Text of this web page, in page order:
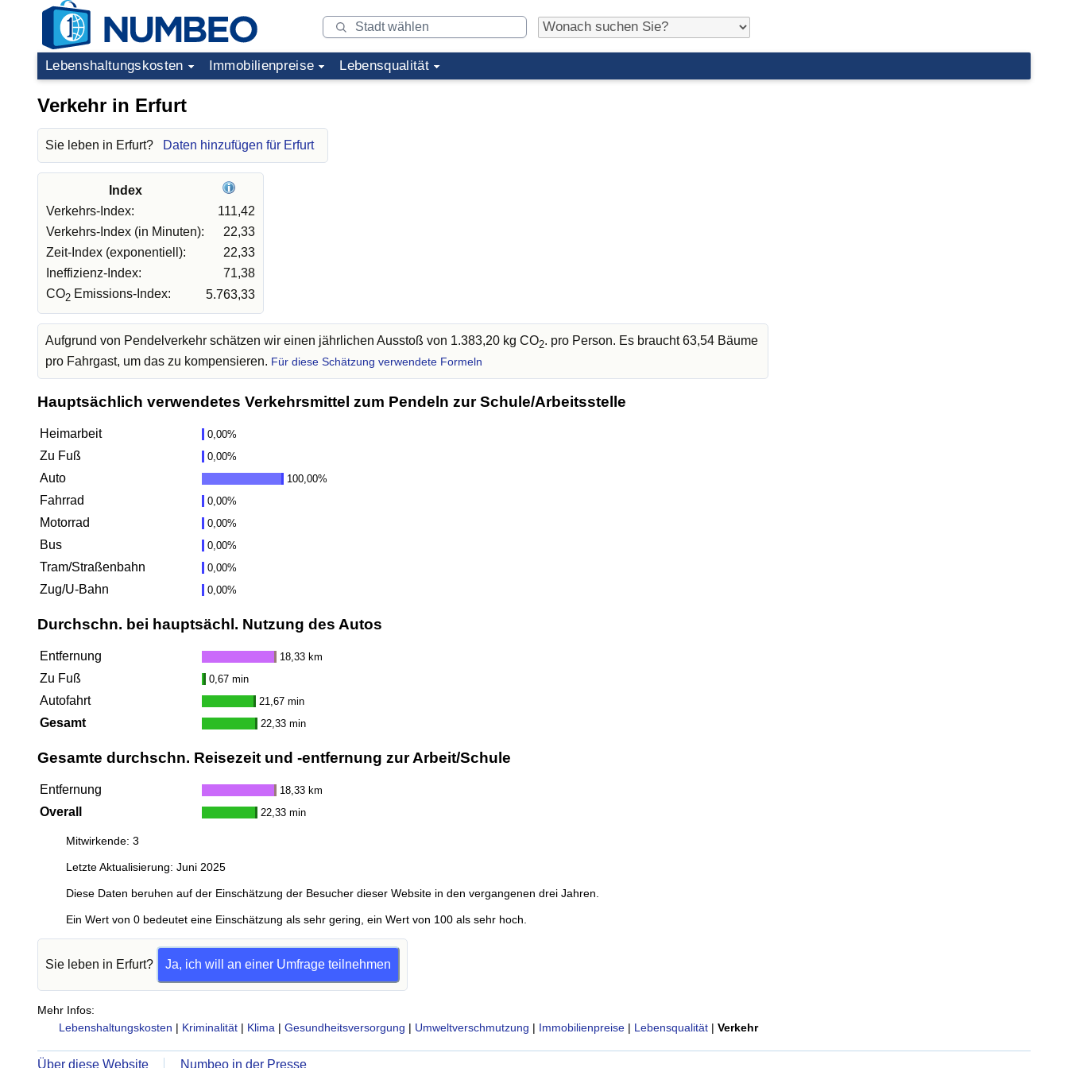
Lebenshaltungskosten Immobilienpreise Lebensqualität
Verkehr in Erfurt
Sie leben in Erfurt? Daten hinzufügen für Erfurt
Index
Verkehrs-Index:
111,42
Verkehrs-Index (in Minuten):
22,33
Zeit-Index (exponentiell):
22,33
Ineffizienz-Index:
71,38
CO2 Emissions-Index: 5.763,33
Aufgrund von Pendelverkehr schätzen wir einen jährlichen Ausstoß von 1.383,20 kg CO2. pro Person. Es braucht 63,54 Bäume
pro Fahrgast, um das zu kompensieren. Für diese Schätzung verwendete Formeln
Hauptsächlich verwendetes Verkehrsmittel zum Pendeln zur Schule/Arbeitsstelle
Heimarbeit 0,00%
Zu Fuß 0,00%
Auto 100,00%
Fahrrad 0,00%
Motorrad 0,00%
Bus 0,00%
Tram/Straßenbahn 0,00%
Zug/U-Bahn 0,00%
Durchschn. bei hauptsächl. Nutzung des Autos
Entfernung 18,33 km
Zu Fuß 0,67 min
Autofahrt 21,67 min
Gesamt 22,33 min
Gesamte durchschn. Reisezeit und -entfernung zur Arbeit/Schule
Entfernung 18,33 km
Overall 22,33 min
Mitwirkende: 3
Letzte Aktualisierung: Juni 2025
Diese Daten beruhen auf der Einschätzung der Besucher dieser Website in den vergangenen drei Jahren.
Ein Wert von 0 bedeutet eine Einschätzung als sehr gering, ein Wert von 100 als sehr hoch.
Sie leben in Erfurt? Ja, ich will an einer Umfrage teilnehmen
Mehr Infos:
Lebenshaltungskosten | Kriminalität | Klima | Gesundheitsversorgung | Umweltverschmutzung | Immobilienpreise | Lebensqualität | Verkehr
Über diese Website Numbeo in der Presse